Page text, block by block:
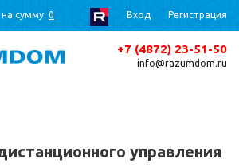
на сумму: 0 Вход Регистрация
+7 (4872) 23-51-50
info@razumdom.ru
управления